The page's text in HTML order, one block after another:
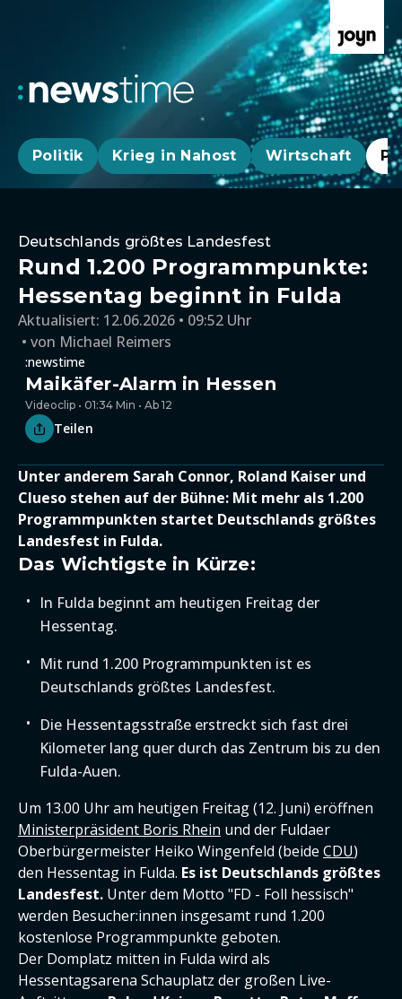
Politik Krieg in Nahost Wirtschaft
Deutschlands größtes Landesfest
Rund 1.200 Programmpunkte:
Hessentag beginnt in Fulda
Aktualisiert: 12.06.2026 • 09:52 Uhr
von Michael Reimers
:newstime
Maikäfer-Alarm in Hessen
Videoclip • 01:34 Min • Ab 12
Teilen
Unter anderem Sarah Connor, Roland Kaiser und
Clueso stehen auf der Bühne: Mit mehr als 1.200
Programmpunkten startet Deutschlands größtes
Landesfest in Fulda.
Das Wichtigste in Kürze:
In Fulda beginnt am heutigen Freitag der
Hessentag.
Mit rund 1.200 Programmpunkten ist es
Deutschlands größtes Landesfest.
Die Hessentagsstraße erstreckt sich fast drei
Kilometer lang quer durch das Zentrum bis zu den
Fulda-Auen.
Um 13.00 Uhr am heutigen Freitag (12. Juni) eröffnen
Ministerpräsident Boris Rhein und der Fuldaer
Oberbürgermeister Heiko Wingenfeld (beide CDU)
den Hessentag in Fulda. Es ist Deutschlands größtes
Landesfest. Unter dem Motto "FD - Foll hessisch"
werden Besucher:innen insgesamt rund 1.200
kostenlose Programmpunkte geboten.
Der Domplatz mitten in Fulda wird als
Hessentagsarena Schauplatz der großen Live-